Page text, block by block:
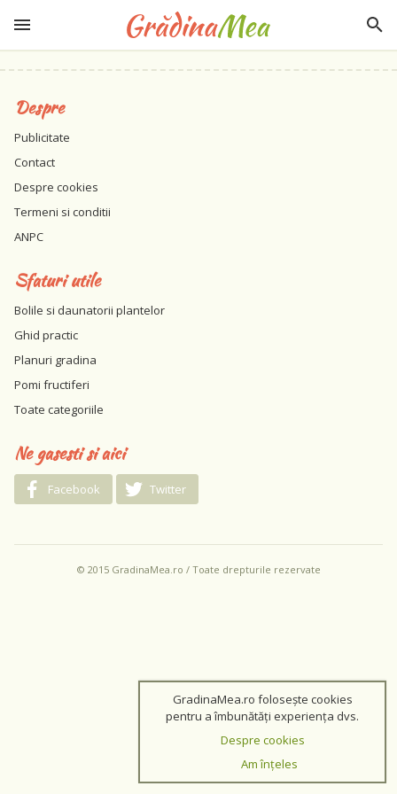
Despre
Publicitate
Contact
Despre cookies
Termeni si conditii
ANPC
Sfaturi utile
Bolile si daunatorii plantelor
Ghid practic
Planuri gradina
Pomi fructiferi
Toate categoriile
Ne gasesti si aici
Facebook Twitter
© 2015 GradinaMea.ro / Toate drepturile rezervate
GradinaMea.ro folosește cookies
pentru a îmbunătăți experiența dvs.
Despre cookies
Am înțeles